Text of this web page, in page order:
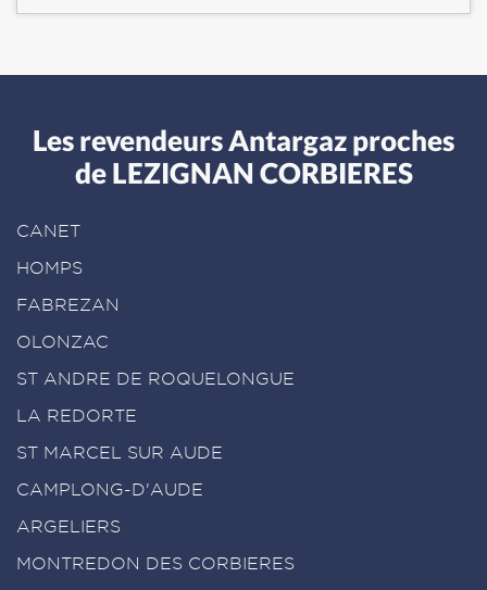
Les revendeurs Antargaz proches
de LEZIGNAN CORBIERES
CANET
HOMPS
FABREZAN
OLONZAC
ST ANDRE DE ROQUELONGUE
LA REDORTE
ST MARCEL SUR AUDE
CAMPLONG-D'AUDE
ARGELIERS
MONTREDON DES CORBIERES